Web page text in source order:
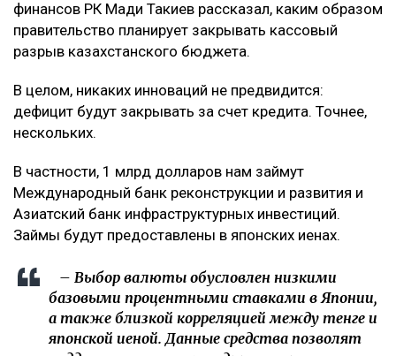
Ulysmedia.kz.
ЧИТАЙТЕ ТАКЖЕ
Подростки заблудились в горах Алматы
Темирлан Анарбеков привлек внимание европейцев
Свои денег не хватает
В ходе пленарного заседания мажилиса министр
финансов РК Мади Такиев рассказал, каким образом
правительство планирует закрывать кассовый
разрыв казахстанского бюджета.